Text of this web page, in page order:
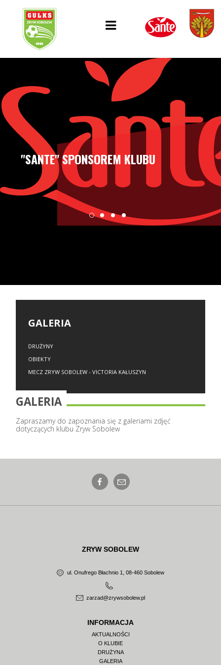
"SANTE" SPONSOREM KLUBU
GALERIA
DRUŻYNY
OBIEKTY
MECZ ZRYW SOBOLEW - VICTORIA KAŁUSZYN
GALERIA
Zapraszamy do zapoznania się z galeriami zdjęć
dotyczących klubu Zryw Sobolew
ZRYW SOBOLEW
ul. Onufrego Błachnio 1, 08-460 Sobolew
zarzad@zrywsobolew.pl
INFORMACJA
AKTUALNOŚCI
O KLUBIE
DRUŻYNA
GALERIA